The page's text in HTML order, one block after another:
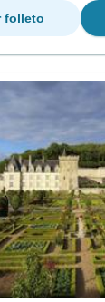
folleto